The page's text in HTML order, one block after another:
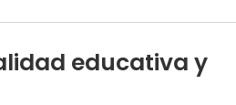
educativa y